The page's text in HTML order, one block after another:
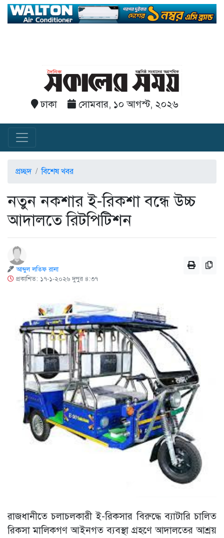
ঢাকা সোমবার, ১০ আগস্ট, ২০২৬
প্রচ্ছদ বিশেষ খবর
নতুন নকশার ই-রিকশা বন্ধে উচ্চ
আদালতে রিটপিটিশন
আব্দুল লতিফ রানা
প্রকাশিত: ১৭-১-২০২৬ দুপুর ৪:৩৭
রাজধানীতে চলাচলকারী ই-রিকসার বিরুদ্ধে ব্যাটারি চালিত
রিকসা মালিকগণ আইনগত ব্যবস্থা গ্রহণে আদালতের আশ্রয়